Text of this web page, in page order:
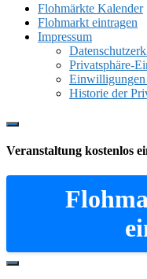
Flohmärkte Kalender
Flohmarkt eintragen
Impressum
Privatsphäre-
Historie der
Show
Content
Veranstaltung kostenlos
Hide